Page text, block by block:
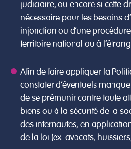
judiciaire, ou encore si cette
nécessaire pour les besoins
injonction ou d’une
territoire national ou à
Afin de faire appliquer la
constater d’éventuels
de se prémunir contre toute
biens ou à la sécurité de la
des internautes, en
de la loi (ex. avocats,